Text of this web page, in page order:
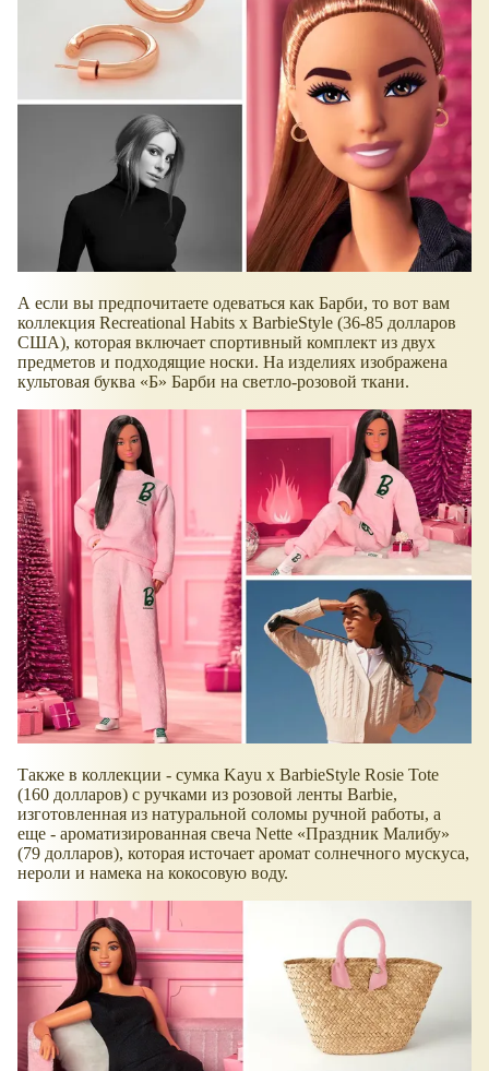
А если вы предпочитаете одеваться как Барби, то вот вам
коллекция Recreational Habits x BarbieStyle (36-85 долларов
США), которая включает спортивный комплект из двух
предметов и подходящие носки. На изделиях изображена
культовая буква
Б Барби на светло-розовой ткани.
Также в коллекции - сумка Kayu x BarbieStyle Rosie Tote
(160 долларов) с ручками из розовой ленты Barbie,
изготовленная из натуральной соломы ручной работы, а
еще - ароматизированная свеча Nette
Праздник Малибу
(79 долларов), которая источает аромат солнечного мускуса,
нероли и намека на кокосовую воду.